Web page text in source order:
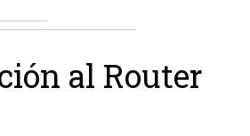
al Router